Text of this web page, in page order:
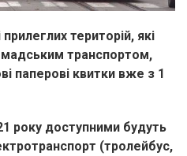
територій, які
транспортом,
паперові квитки вже з 1
року доступними будуть
(тролейбус,